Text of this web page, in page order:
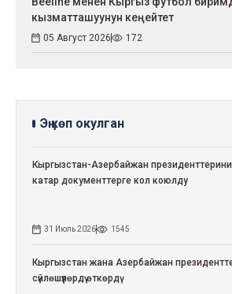
кызматташуунун кеңейтет
05 Август 2026 172
Эң көп окулган
Кыргызстан-Азербайжан президенттеринин
катар документтерге кол коюлду
31 Июль 2026 1545
Кыргызстан жана Азербайжан
сүйлөшүүлөрдү өткөрдү